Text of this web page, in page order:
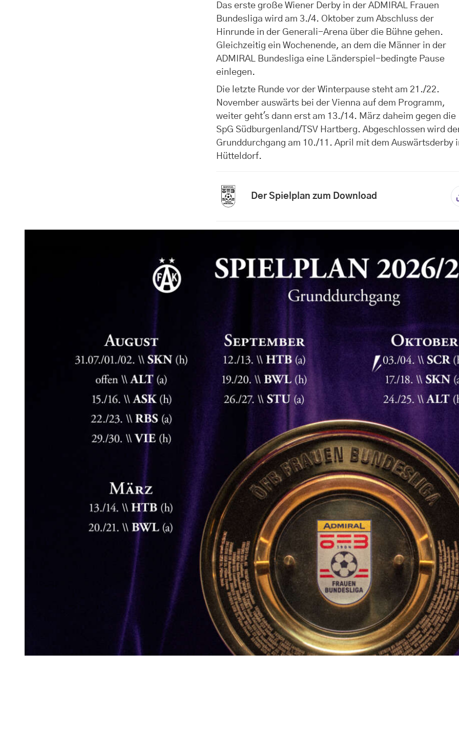
Das erste große Wiener Derby in der ADMIRAL Frauen
Bundesliga wird am 3./4. Oktober zum Abschluss der
Hinrunde in der Generali-Arena über die Bühne gehen.
Gleichzeitig ein Wochenende, an dem die Männer in der
ADMIRAL Bundesliga eine Länderspiel-bedingte Pause
einlegen.
Die letzte Runde vor der Winterpause steht am 21./22.
November auswärts bei der Vienna auf dem Programm,
weiter geht's dann erst am 13./14. März daheim gegen die
SpG Südburgenland/TSV Hartberg. Abgeschlossen wird
Grunddurchgang am 10./11. April mit dem Auswärtsderby
Hütteldorf.
Der Spielplan zum Download